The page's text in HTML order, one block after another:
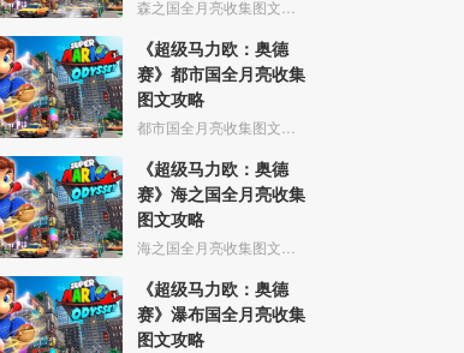
《超级马力欧：奥德
赛》都市国全月亮收集
图文攻略
《超级马力欧：奥德
赛》海之国全月亮收集
图文攻略
《超级马力欧：奥德
赛》瀑布国全月亮收集
图文攻略